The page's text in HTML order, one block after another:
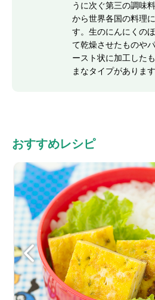
うに次ぐ第三の調味
から世界各国の料理
す。生のにんにくの
て乾燥させたものや
ースト状に加工した
まなタイプがあります
おすすめレシピ